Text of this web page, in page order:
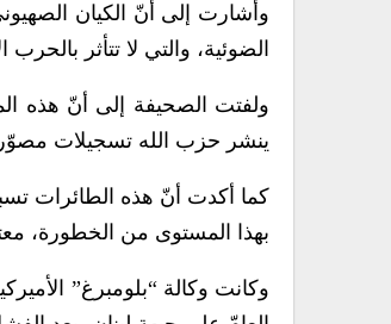
وأشارت إلى أنّ الكيان
الضوئية، والتي لا تتأثر
ولفتت الصحيفة إلى أنّ هذه
ينشر حزب الله تسجيلات
كما أكدت أنّ هذه الطائرات
بهذا المستوى من الخطورة،
وكانت وكالة “بلومبرغ”